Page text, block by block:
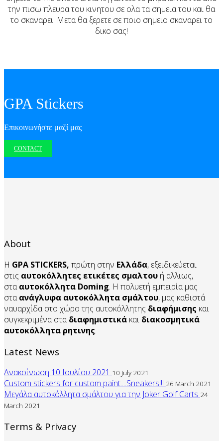
την πισω πλευρα του κινητου σε ολα τα σημεια του και θα
το σκαναρει. Μετα θα ξερετε σε ποιο σημειο σκαναρει το
δικο σας!
GPA Stickers
Επικοινωνήστε μαζί μας
CONTACT
About
Η GPA STICKERS, πρώτη στην Ελλάδα, εξειδικεύεται
στις αυτοκόλλητες ετικέτες σμαλτου ή αλλιως,
στααυτοκόλλητα Doming. Η πολυετή εμπειρία μας
σταανάγλυφα αυτοκόλλητα σμάλτου, μας καθιστά
ναυαρχίδα στο χώρο της αυτοκόλλητης διαφήμισης και
συγκεκριμένα σταδιαφημιστικά και διακοσμητικά
αυτοκόλλητα ρητινης.
Latest News
Ανακοίνωση 10 Ιουλίου 2021 10 July 2021
Custom stickers for custom paint....Sneakers!!! 26 March 2021
Μεγάλα αυτοκόλλητα σμάλτου για την Joker Golf Carts 24
March 2021
Terms & Privacy